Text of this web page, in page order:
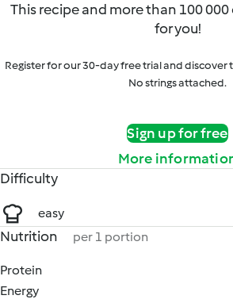
This recipe and more than 100
for you!
Register for our 30-day free trial and
No strings attached.
Sign up for free
More
Difficulty
easy
Nutrition per 1 portion
Protein
Energy